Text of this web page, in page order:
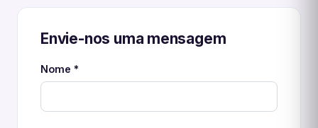
Envie-nos uma mensagem
Nome *